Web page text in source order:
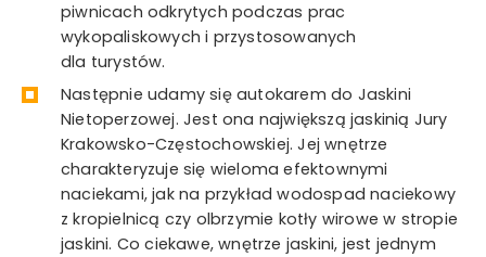
piwnicach odkrytych podczas prac
wykopaliskowych i przystosowanych
dla turystów.
Następnie udamy się autokarem do Jaskini
Nietoperzowej. Jest ona największą jaskinią Jury
Krakowsko-Częstochowskiej. Jej wnętrze
charakteryzuje się wieloma efektownymi
naciekami, jak na przykład wodospad naciekowy
z kropielnicą czy olbrzymie kotły wirowe w stropie
jaskini. Co ciekawe, wnętrze jaskini, jest jednym